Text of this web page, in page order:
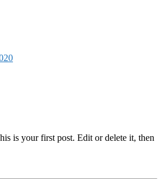
is your first post. Edit or delete it, then